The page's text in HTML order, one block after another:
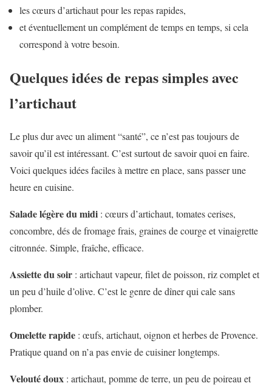
les cœurs d’artichaut pour les repas rapides,
et éventuellement un complément de temps en temps, si cela
correspond à votre besoin.
Quelques idées de repas simples avec
l’artichaut
Le plus dur avec un aliment “santé”, ce n’est pas toujours de
savoir qu’il est intéressant. C’est surtout de savoir quoi en faire.
Voici quelques idées faciles à mettre en place, sans passer une
heure en cuisine.
Salade légère du midi : cœurs d’artichaut, tomates cerises,
concombre, dés de fromage frais, graines de courge et vinaigrette
citronnée. Simple, fraîche, efficace.
Assiette du soir : artichaut vapeur, filet de poisson, riz complet et
un peu d’huile d’olive. C’est le genre de dîner qui cale sans
plomber.
Omelette rapide : œufs, artichaut, oignon et herbes de Provence.
Pratique quand on n’a pas envie de cuisiner longtemps.
Velouté doux : artichaut, pomme de terre, un peu de poireau et